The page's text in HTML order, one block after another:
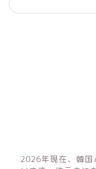
2026年現在、韓